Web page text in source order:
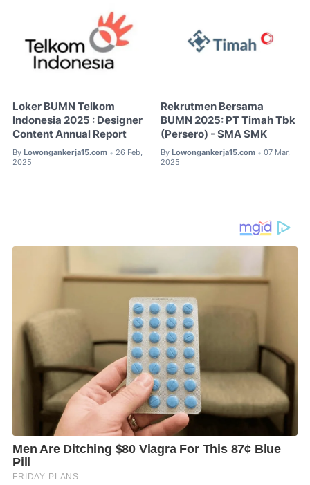
Loker BUMN Telkom
Indonesia 2025 : Designer
Content Annual Report
By Lowongankerja15.com • 26 Feb,
2025
Rekrutmen Bersama
BUMN 2025: PT Timah Tbk
(Persero) - SMA SMK
By Lowongankerja15.com • 07 Mar,
2025